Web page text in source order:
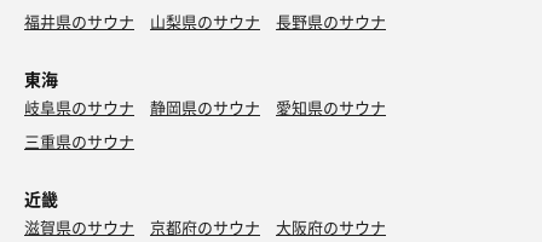
福井県のサウナ
山梨県のサウナ 長野県のサウナ
東海
岐阜県のサウナ 静岡県のサウナ
愛知県のサウナ
三重県のサウナ
近畿
滋賀県のサウナ 京都府のサウナ
大阪府のサウナ